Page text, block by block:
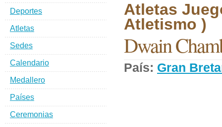
Atletas
Atletismo )
Dwain
País: Gran
Deportes
Atletas
Sedes
Calendario
Medallero
Países
Ceremonias